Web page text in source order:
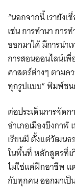
“นอกจากนี้ เรายัง
เช่น การทำนา กา
ออกมาได้ มีการนำเ
การสอนออนไลน์เพื่
ศาสตร์ต่างๆ ตามค
ทุกรูปแบบ” พิมพ์ชน
ต่อประเด็นการจัด
อำเภอเมืองบึงกาฬ
เรียนมี ตั้งแต่วัฒนธ
ในพื้นที่ หลักสูตรที่เ
ไม่ใช่แค่ฝึกอาชีพ แ
กับทุกคน ออกมาเ